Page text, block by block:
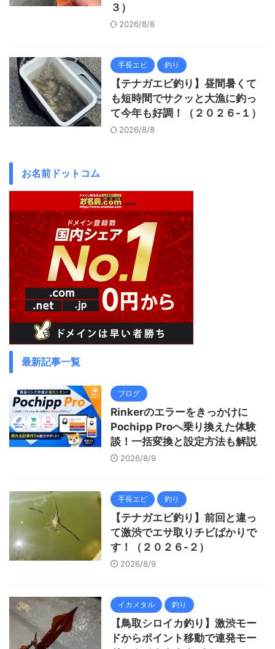
３）
2026/8/8
手長エビ 釣り
【テナガエビ釣り】昼間暑くて
も短時間でサクッと大漁に釣っ
て今年も好調！（２０２６-１）
2026/8/8
お名前ドットコム
最新記事一覧
ブログ
Rinkerのエラーをきっかけに
Pochipp Proへ乗り換えた体験
談！一括変換と設定方法も解説
2026/8/9
手長エビ 釣り
【テナガエビ釣り】前回と違っ
て激渋でエサ取りチビばかりで
す！（２０２６-２）
2026/8/9
イカメタル 釣り
【鳥取シロイカ釣り】激渋モー
ドからポイント移動で連発モー